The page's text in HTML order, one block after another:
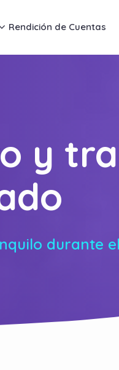
Rendición de Cuentas
y
durante